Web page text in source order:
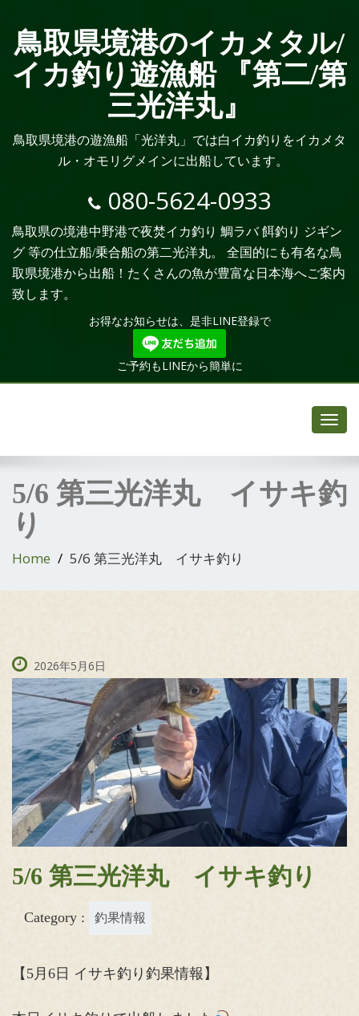
鳥取県境港のイカメタル/
イカ釣り遊漁船 『第二/第
三光洋丸』
鳥取県境港の遊漁船「光洋丸」では白イカ釣りをイカメタ
ル・オモリグメインに出船しています。
080-5624-0933
鳥取県の境港中野港で夜焚イカ釣り 鯛ラバ 餌釣り ジギン
グ 等の仕立船/乗合船の第二光洋丸。 全国的にも有名な鳥
取県境港から出船！たくさんの魚が豊富な日本海へご案内
致します。
お得なお知らせは、是非LINE登録で
ご予約もLINEから簡単に
5/6 第三光洋丸 イサキ釣
り
Home 5/6 第三光洋丸 イサキ釣り
2026年5月6日
5/6 第三光洋丸 イサキ釣り
Category : 釣果情報
【5月6日 イサキ釣り釣果情報】